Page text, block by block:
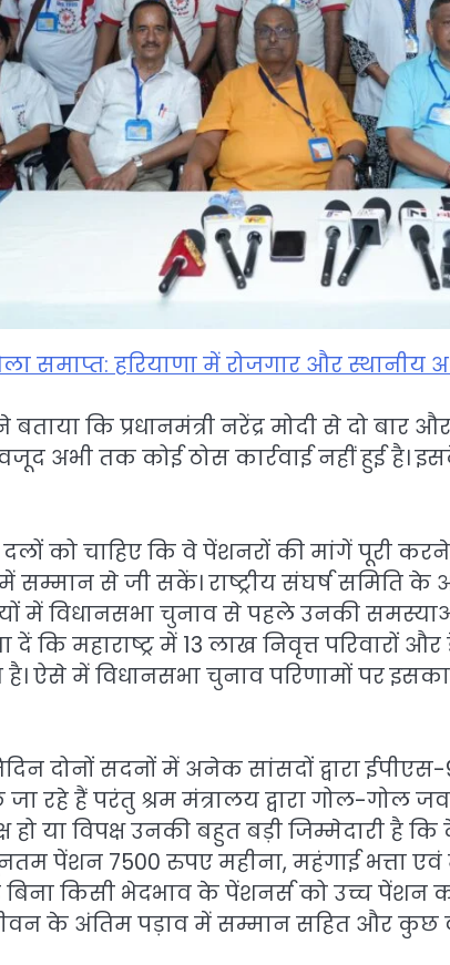
समाप्त: हरियाणा में रोजगार और स्थानीय
कि प्रधानमंत्री नरेंद्र मोदी से दो बार और
अभी तक कोई ठोस कार्रवाई नहीं हुई है।
दलों को चाहिए कि वे पेंशनरों की मांगें पूरी
से जी सकें। राष्ट्रीय संघर्ष समिति के
में विधानसभा चुनाव से पहले उनकी
दें कि महाराष्ट्र में 13 लाख निवृत्त परिवारों
ऐसे में विधानसभा चुनाव परिणामों पर
दोनों सदनों में अनेक सांसदों द्वारा
रहे हैं परंतु श्रम मंत्रालय द्वारा गोल-गोल
हो या विपक्ष उनकी बहुत बड़ी जिम्मेदारी है
पेंशन 7500 रुपए महीना, महंगाई भत्ता एवं
बिना किसी भेदभाव के पेंशनर्स को उच्च
के अंतिम पड़ाव में सम्मान सहित और कुछ